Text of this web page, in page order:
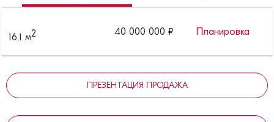
16,1 м2 40 000 000 ₽ Планировка
ПРЕЗЕНТАЦИЯ ПРОДАЖА